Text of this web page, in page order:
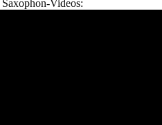
Videos: